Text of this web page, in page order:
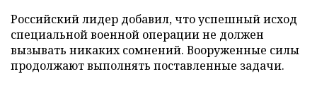
Российский лидер добавил, что успешный исход
специальной военной операции не должен
вызывать никаких сомнений. Вооруженные силы
продолжают выполнять поставленные задачи.